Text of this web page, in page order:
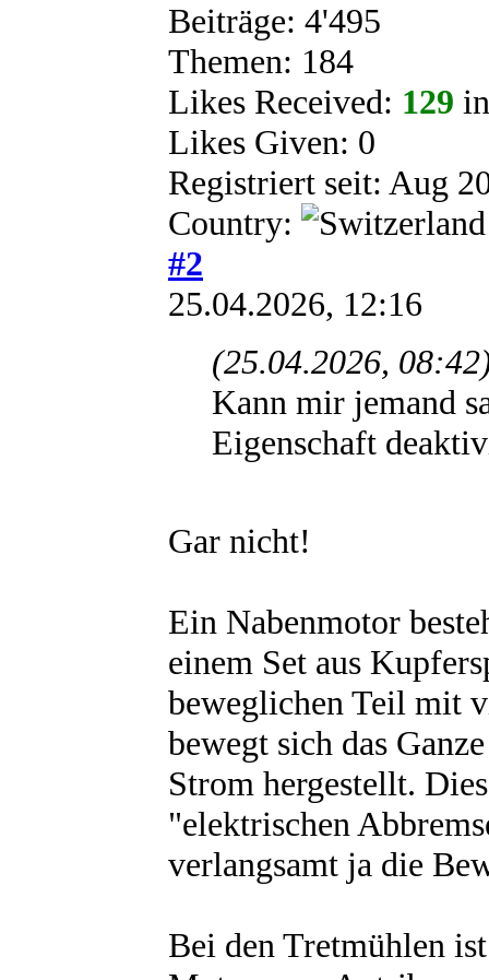
Beiträge: 4'495
Themen: 184
Likes Received: 129
Likes Given: 0
Registriert seit: Aug
Country:
#2
25.04.2026, 12:16
(25.04.2026,
Kann mir jemand
Eigenschaft
Gar nicht!
Ein Nabenmotor
einem Set aus
beweglichen Teil mit
bewegt sich das
Strom hergestellt.
"elektrischen
verlangsamt ja die
Bei den Tretmühlen